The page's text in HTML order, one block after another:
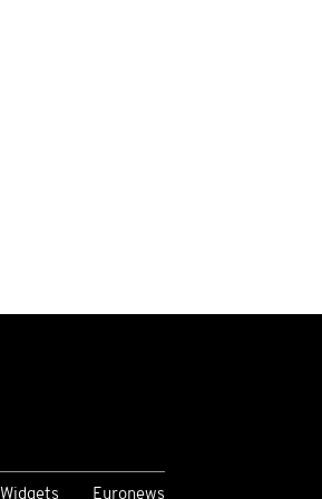
Widgets Euronews